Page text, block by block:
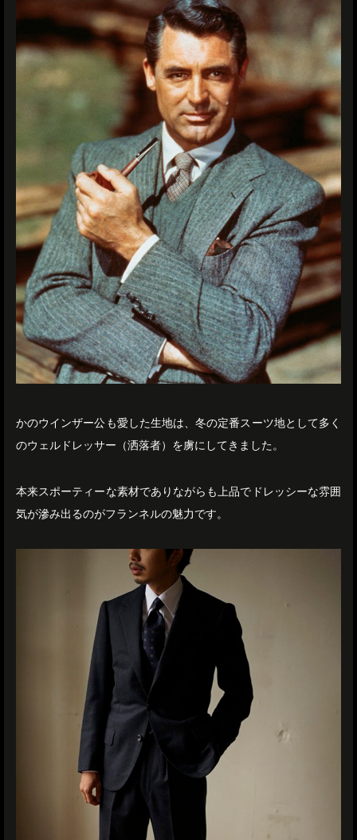
かのウインザー公も愛した生地は、冬の定番スーツ地として多く
のウェルドレッサー（洒落者）を虜にしてきました。
本来スポーティーな素材でありながらも上品でドレッシーな雰囲
気が滲み出るのがフランネルの魅力です。